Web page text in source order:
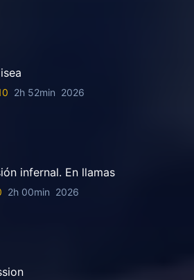
2h 52min 2026
infernal. En llamas
2h 00min 2026